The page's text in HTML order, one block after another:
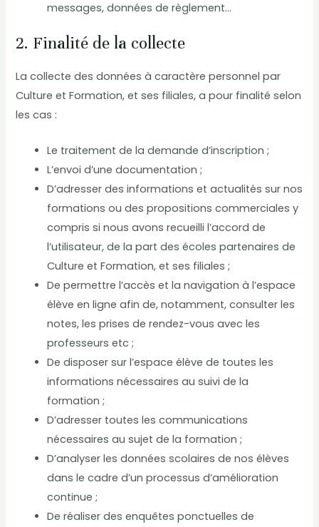
messages, données de règlement…
2. Finalité de la collecte
La collecte des données à caractère personnel par
Culture et Formation, et ses filiales, a pour finalité selon
les cas :
Le traitement de la demande d’inscription ;
L’envoi d’une documentation ;
D’adresser des informations et actualités sur nos
formations ou des propositions commerciales y
compris si nous avons recueilli l’accord de
l’utilisateur, de la part des écoles partenaires de
Culture et Formation, et ses filiales ;
De permettre l’accès et la navigation à l’espace
élève en ligne afin de, notamment, consulter les
notes, les prises de rendez-vous avec les
professeurs etc ;
De disposer sur l’espace élève de toutes les
informations nécessaires au suivi de la
formation ;
D’adresser toutes les communications
nécessaires au sujet de la formation ;
D’analyser les données scolaires de nos élèves
dans le cadre d’un processus d’amélioration
continue ;
De réaliser des enquêtes ponctuelles de